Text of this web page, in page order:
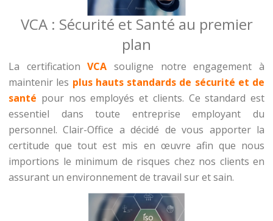
VCA : Sécurité et Santé au premier
plan
La certificationVCA souligne notre engagement à
maintenir les plus hauts standards de sécurité et de
santé pour nos employés et clients. Ce standard est
essentiel dans toute entreprise employant du
personnel. Clair-Office a décidé de vous apporter la
certitude que tout est mis en œuvre afin que nous
importions le minimum de risques chez nos clients en
assurant un environnement de travail sur et sain.